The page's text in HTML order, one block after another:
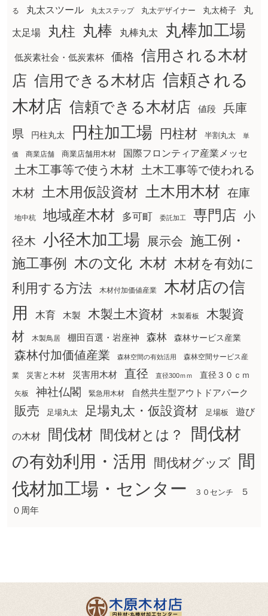
る
丸太スツール 丸太ステップ 丸太デザイナー 丸太椅子 丸
太足場 丸柱 丸棒 丸棒丸太 丸棒加工場
低炭素社会・低炭素杯 価格
信用される木材
店 信用できる木材店 信頼される
木材店 信頼できる木材店 値段
兵庫
県
円柱丸太 円柱加工場 円柱材 半割丸太 単
価 商業店舗 商業店舗用木材 国際フロンティア産業メッセ
土木工事等で使う木材
土木工事等で使われる
木材
土木用仮設資材 土木用木材 在庫
地中杭 地域産木材 多可町 委託加工 専門店 小
径木 小径木加工場 展示会 施工例・
施工事例
木の文化 木材 木材を有効に
利用する方法
木材付加価値産業
木材店の信
用
木育 木製 木製土木資材 木製看板
木製資
材
木製鳥居 棚田百選・岩座神 森林 森林サービス産業
森林付加価値産業 森林空間の有効活用 森林空間サービス産
業 災害と木材 災害用木材 直径 直径300ｍｍ 直径３０ｃｍ
矢板 神社仏閣 緊急用木材 自然共生型アウトドアパーク
販売 足場丸太 足場丸太・仮設資材 足場板 遊び
の木材 間伐材 間伐材とは？
間伐材
の有効利用・活用
間伐材グッズ
間
伐材加工場・センター
３０センチ
５
０周年